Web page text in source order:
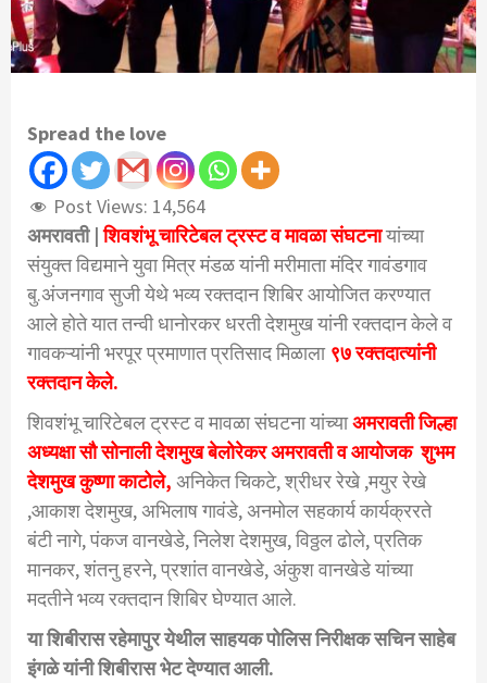
Spread the love
Post Views: 14,564
अमरावती | शिवशंभू चारिटेबल ट्रस्ट व मावळा संघटनायांच्या
संयुक्त विद्यमाने युवा मित्र मंडळ यांनी मरीमाता मंदिर गावंडगाव
बु.अंजनगाव सुजी येथे भव्य रक्तदान शिबिर आयोजित करण्यात
आले होते यात तन्वी धानोरकर धरती देशमुख यांनी रक्तदान केले व
गावकऱ्यांनी भरपूर प्रमाणात प्रतिसाद मिळाला ९७ रक्तदात्यांनी
रक्तदान केले.
शिवशंभू चारिटेबल ट्रस्ट व मावळा संघटना यांच्याअमरावती जिल्हा
अध्यक्षा सौ सोनाली देशमुख बेलोरेकर अमरावतीव आयोजक शुभम
देशमुख कुष्णा काटोले, अनिकेत चिकटे, श्रीधर रेखे ,मयुर रेखे
,आकाश देशमुख, अभिलाष गावंडे, अनमोल सहकार्य कार्यक्ररते
बंटी नागे, पंकज वानखेडे, निलेश देशमुख, विठ्ठल ढोले, प्रतिक
मानकर, शंतनु हरने, प्रशांत वानखेडे, अंकुश वानखेडे यांच्या
मदतीने भव्य रक्तदान शिबिर घेण्यात आले.
या शिबीरास रहेमापुर येथील साहयक पोलिस निरीक्षक सचिन साहेब
इंगळे यांनी शिबीरास भेट देण्यात आली.